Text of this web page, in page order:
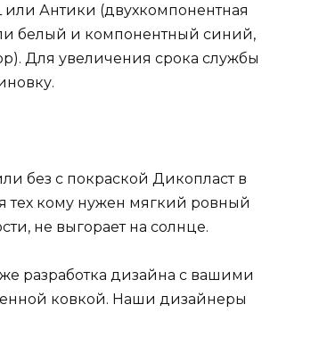
Антики (двухкомпонентная
белый и компонентный синий,
Для увеличения срока службы
без с покраской Дикопласт в
тех кому нужен мягкий ровный
не выгорает на солнце.
разработка дизайна с вашими
ковкой. Наши дизайнеры